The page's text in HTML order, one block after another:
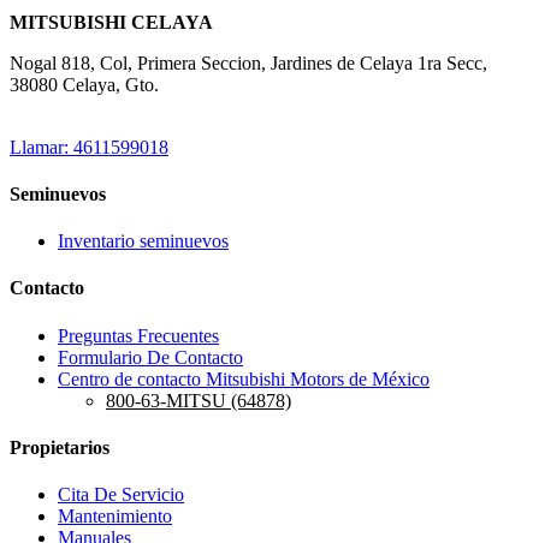
MITSUBISHI CELAYA
Nogal 818, Col, Primera Seccion, Jardines de Celaya 1ra Secc,
38080 Celaya, Gto.
Llamar: 4611599018
Seminuevos
Inventario seminuevos
Contacto
Preguntas Frecuentes
Formulario De Contacto
Centro de contacto Mitsubishi Motors de México
800-63-MITSU (64878)
Propietarios
Cita De Servicio
Mantenimiento
Manuales